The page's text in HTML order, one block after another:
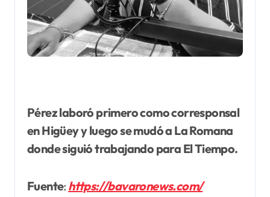
Pérez laboró primero como corresponsal
en Higüey y luego se mudó a La Romana
donde siguió trabajando para El Tiempo.
Fuente: https://bavaronews.com/